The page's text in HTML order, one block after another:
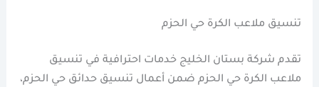
تنسيق ملاعب الكرة حي الحزم
تقدم شركة بستان الخليج خدمات احترافية في تنسيق
ملاعب الكرة حي الحزم ضمن أعمال تنسيق حدائق حي الحزم،